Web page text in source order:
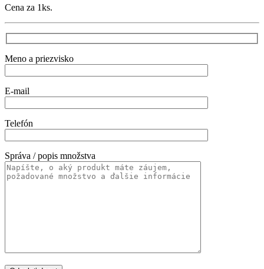
Cena za 1ks.
Meno a priezvisko
E-mail
Telefón
Správa / popis množstva